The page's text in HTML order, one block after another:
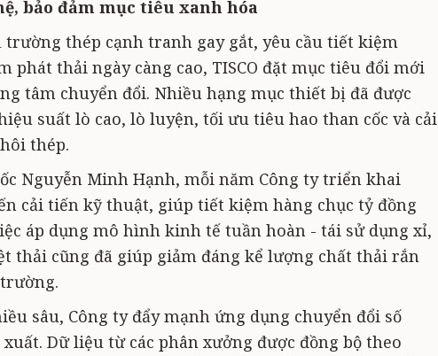
bảo đảm mục tiêu xanh hóa
thép cạnh tranh gay gắt, yêu cầu tiết kiệm
phát thải ngày càng cao, TISCO đặt mục tiêu đổi mới
tâm chuyển đổi. Nhiều hạng mục thiết bị đã được
suất lò cao, lò luyện, tối ưu tiêu hao than cốc và cải
thép.
Nguyễn Minh Hạnh, mỗi năm Công ty triển khai
cải tiến kỹ thuật, giúp tiết kiệm hàng chục tỷ đồng
áp dụng mô hình kinh tế tuần hoàn - tái sử dụng xỉ,
thải cũng đã giúp giảm đáng kể lượng chất thải rắn
sâu, Công ty đẩy mạnh ứng dụng chuyển đổi số
Dữ liệu từ các phân xưởng được đồng bộ theo